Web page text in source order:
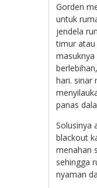
Gorden
untuk
jendela
timur
hari. sinar
panas
Solusinya
blackout
menahan
sehingga
nyaman